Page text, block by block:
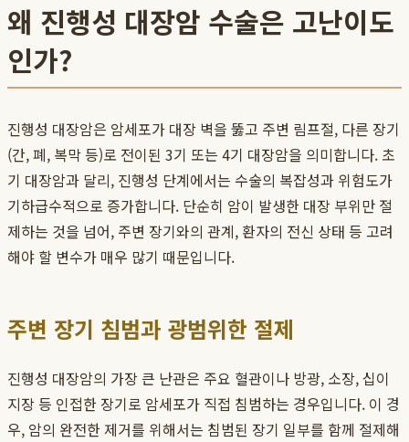
왜 진행성 대장암 수술은 고난이도
인가?
진행성 대장암은 암세포가 대장 벽을 뚫고 주변 림프절, 다른 장기
(간, 폐, 복막 등)로 전이된 3기 또는 4기 대장암을 의미합니다. 초
기 대장암과 달리, 진행성 단계에서는 수술의 복잡성과 위험도가
기하급수적으로 증가합니다. 단순히 암이 발생한 대장 부위만 절
제하는 것을 넘어, 주변 장기와의 관계, 환자의 전신 상태 등 고려
해야 할 변수가 매우 많기 때문입니다.
주변 장기 침범과 광범위한 절제
진행성 대장암의 가장 큰 난관은 주요 혈관이나 방광, 소장, 십이
지장 등 인접한 장기로 암세포가 직접 침범하는 경우입니다. 이 경
우, 암의 완전한 제거를 위해서는 침범된 장기 일부를 함께 절제해